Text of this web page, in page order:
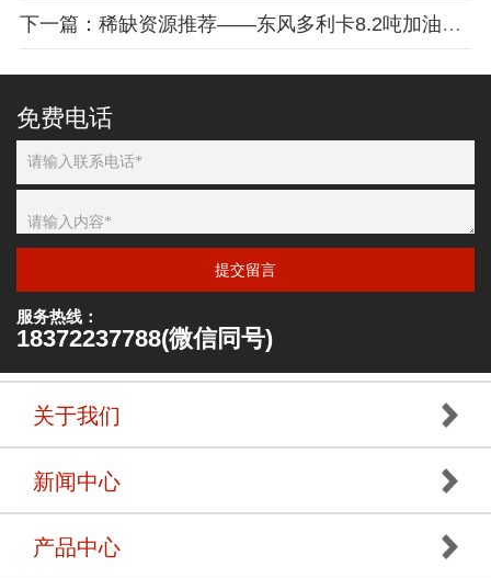
下一篇：稀缺资源推荐——东风多利卡8.2吨加油车现车供应
免费电话
提交留言
服务热线：
18372237788(微信同号)
关于我们
新闻中心
产品中心